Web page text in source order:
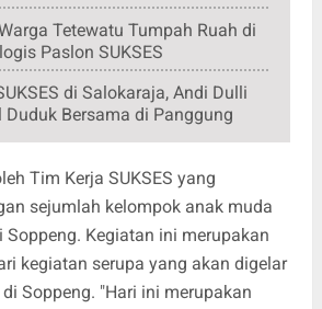
Tetewatu Tumpah Ruah di
Paslon SUKSES
di Salokaraja, Andi Dulli
Duduk Bersama di Panggung
Tim Kerja SUKSES yang
sejumlah kelompok anak muda
Soppeng. Kegiatan ini merupakan
kegiatan serupa yang akan digelar
Soppeng. "Hari ini merupakan